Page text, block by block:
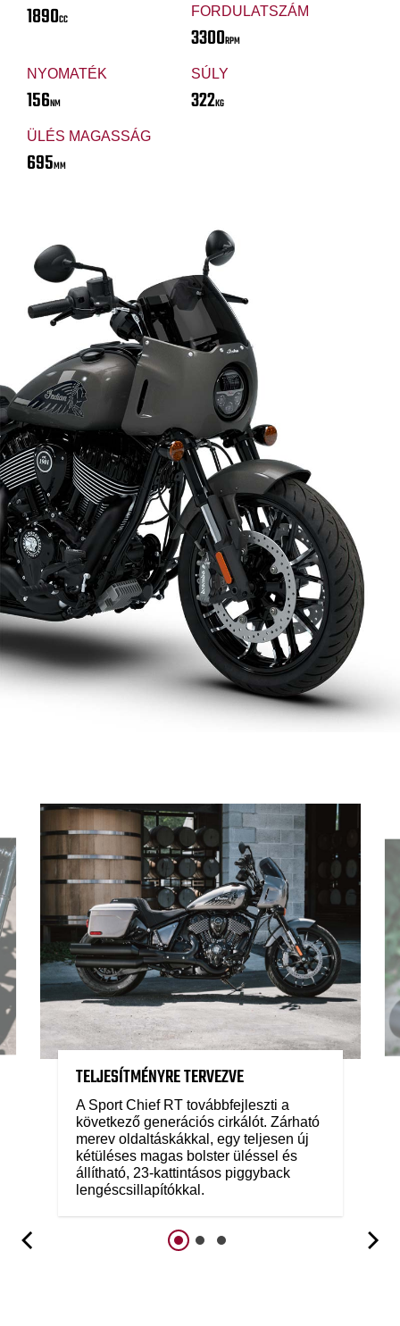
1890CC
FORDULATSZÁM
3300RPM
NYOMATÉK
156NM
SÚLY
322KG
ÜLÉS MAGASSÁG
695MM
TELJESÍTMÉNYRE TERVEZVE
A Sport Chief RT továbbfejleszti a
következő generációs cirkálót. Zárható
merev oldaltáskákkal, egy teljesen új
kétüléses magas bolster üléssel és
állítható, 23-kattintásos piggyback
lengéscsillapítókkal.